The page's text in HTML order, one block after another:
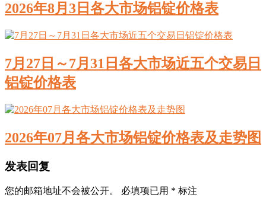
2026年8月3日各大市场铝锭价格表
7月27日～7月31日各大市场近五个交易日
铝锭价格表
2026年07月各大市场铝锭价格表及走势图
发表回复
您的邮箱地址不会被公开。 必填项已用 * 标注